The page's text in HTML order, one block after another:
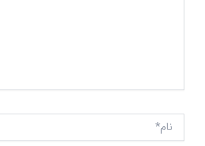
نام*